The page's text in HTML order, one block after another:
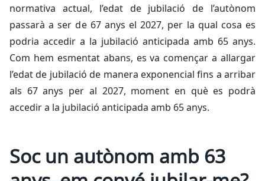
normativa actual, l’edat de jubilació de l’autònom
passarà a ser de 67 anys el 2027, per la qual cosa es
podria accedir a la jubilació anticipada amb 65 anys.
Com hem esmentat abans, es va començar a allargar
l’edat de jubilació de manera exponencial fins a arribar
als 67 anys per al 2027, moment en què es podrà
accedir a la jubilació anticipada amb 65 anys.
Soc un autònom amb 63